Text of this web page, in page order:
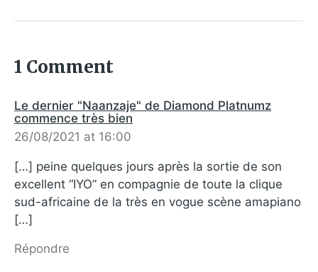
1 Comment
Le dernier "Naanzaje" de Diamond Platnumz
commence très bien
26/08/2021 at 16:00
[…] peine quelques jours après la sortie de son
excellent “IYO” en compagnie de toute la clique
sud-africaine de la très en vogue scène amapiano
[…]
Répondre